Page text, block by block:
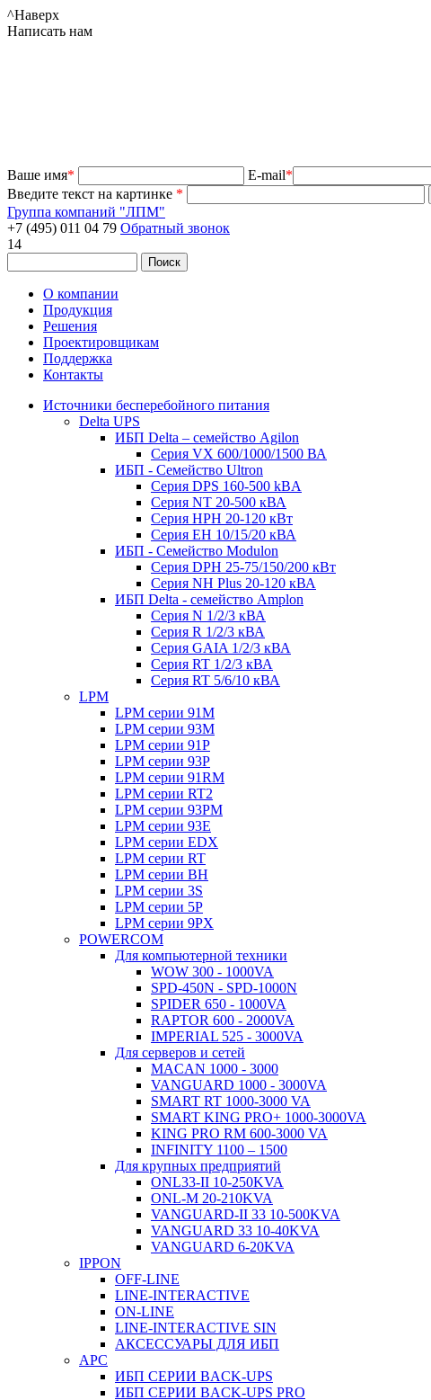
^Наверх
Написать нам
Ваше имя* E-mail*
Введите текст на картинке *
Группа компаний "ЛПМ"
+7 (495) 011 04 79 Обратный звонок
14
О компании
Продукция
Решения
Проектировщикам
Поддержка
Контакты
Источники бесперебойного питания
Delta UPS
ИБП Delta – семейство Agilon
Серия VX 600/1000/1500 ВА
ИБП - Семейство Ultron
Серия DPS 160-500 kBA
Серия NT 20-500 кВА
Серия HPH 20-120 кВт
Серия EH 10/15/20 кВА
ИБП - Семейство Modulon
Серия DPH 25-75/150/200 кВт
Серия NH Plus 20-120 кВА
ИБП Delta - семейство Amplon
Серия N 1/2/3 кВА
Серия R 1/2/3 кВА
Серия GAIA 1/2/3 кВА
Серия RT 1/2/3 кВА
Серия RT 5/6/10 кВА
LPM
LPM серии 91M
LPM серии 93M
LPM серии 91P
LPM серии 93P
LPM серии 91RM
LPM серии RT2
LPM серии 93PM
LPM серии 93E
LPM серии EDX
LPM серии RT
LPM серии BH
LPM серии 3S
LPM серии 5P
LPM серии 9PX
POWERCOM
Для компьютерной техники
WOW 300 - 1000VA
SPD-450N - SPD-1000N
SPIDER 650 - 1000VA
RAPTOR 600 - 2000VA
IMPERIAL 525 - 3000VA
Для серверов и сетей
MACAN 1000 - 3000
VANGUARD 1000 - 3000VA
SMART RT 1000-3000 VA
SMART KING PRO+ 1000-3000VA
KING PRO RM 600-3000 VA
INFINITY 1100 – 1500
Для крупных предприятий
ONL33-II 10-250KVA
ONL-M 20-210KVA
VANGUARD-II 33 10-500KVA
VANGUARD 33 10-40KVA
VANGUARD 6-20KVA
IPPON
OFF-LINE
LINE-INTERACTIVE
ON-LINE
LINE-INTERACTIVE SIN
АКСЕССУАРЫ ДЛЯ ИБП
APC
ИБП СЕРИИ BACK-UPS
ИБП СЕРИИ BACK-UPS PRO